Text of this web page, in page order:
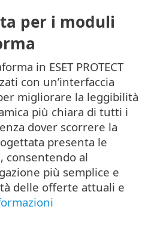
per i moduli
in ESET PROTECT
con un’interfaccia
migliorare la leggibilità
più chiara di tutti i
dover scorrere la
presenta le
consentendo al
più semplice e
delle offerte attuali e